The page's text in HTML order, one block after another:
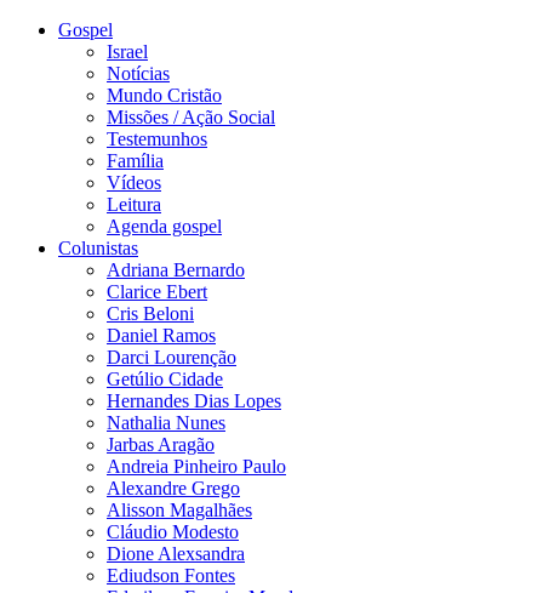
Gospel
Israel
Notícias
Mundo Cristão
Missões / Ação Social
Testemunhos
Família
Vídeos
Leitura
Agenda gospel
Colunistas
Adriana Bernardo
Clarice Ebert
Cris Beloni
Daniel Ramos
Darci Lourenção
Getúlio Cidade
Hernandes Dias Lopes
Nathalia Nunes
Jarbas Aragão
Andreia Pinheiro Paulo
Alexandre Grego
Alisson Magalhães
Cláudio Modesto
Dione Alexsandra
Ediudson Fontes